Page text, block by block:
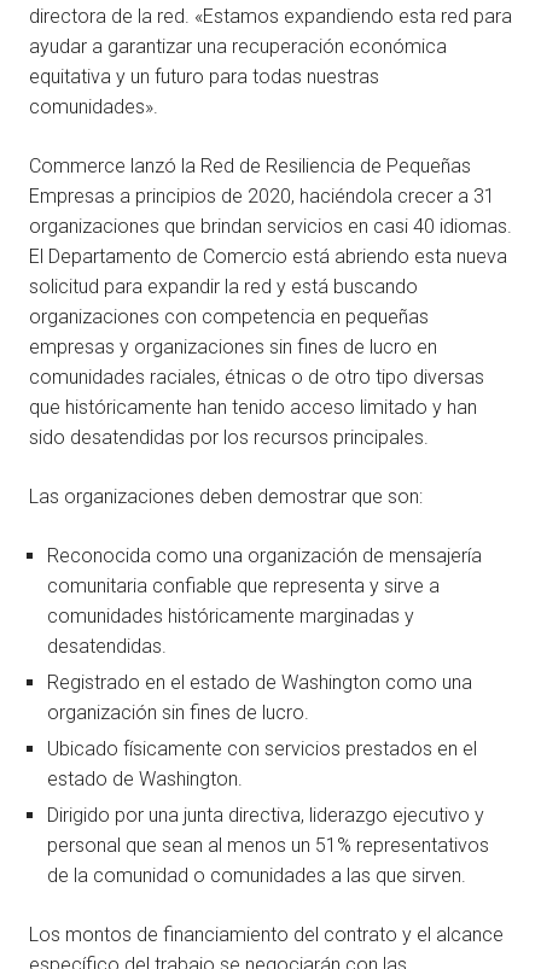
directora de la red. «Estamos expandiendo esta red para
ayudar a garantizar una recuperación económica
equitativa y un futuro para todas nuestras
comunidades».
Commerce lanzó la Red de Resiliencia de Pequeñas
Empresas a principios de 2020, haciéndola crecer a 31
organizaciones que brindan servicios en casi 40 idiomas.
El Departamento de Comercio está abriendo esta nueva
solicitud para expandir la red y está buscando
organizaciones con competencia en pequeñas
empresas y organizaciones sin fines de lucro en
comunidades raciales, étnicas o de otro tipo diversas
que históricamente han tenido acceso limitado y han
sido desatendidas por los recursos principales.
Las organizaciones deben demostrar que son:
Reconocida como una organización de mensajería
comunitaria confiable que representa y sirve a
comunidades históricamente marginadas y
desatendidas.
Registrado en el estado de Washington como una
organización sin fines de lucro.
Ubicado físicamente con servicios prestados en el
estado de Washington.
Dirigido por una junta directiva, liderazgo ejecutivo y
personal que sean al menos un 51% representativos
de la comunidad o comunidades a las que sirven.
Los montos de financiamiento del contrato y el alcance